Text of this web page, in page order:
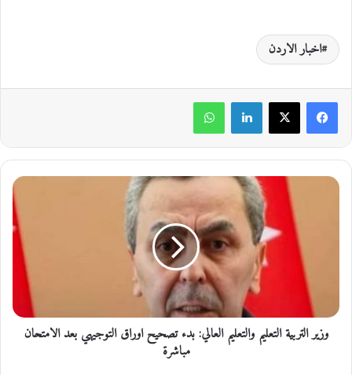
اخبار الاردن
و
ب
وزير التربية التعليم والتعليم العالي: بدء تصحيح اوراق التوجيهي بعد الامتحان
مباشرة